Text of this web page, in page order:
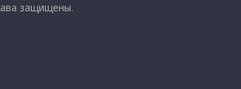
защищены.